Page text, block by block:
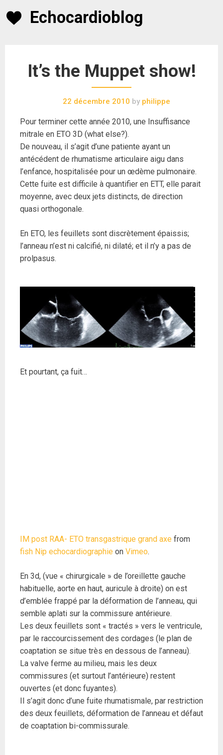
Echocardioblog
It’s the Muppet show!
22 décembre 2010 by philippe
Pour terminer cette année 2010, une Insuffisance
mitrale en ETO 3D (what else?).
De nouveau, il s’agit d’une patiente ayant un
antécédent de rhumatisme articulaire aigu dans
l’enfance, hospitalisée pour un œdème pulmonaire.
Cette fuite est difficile à quantifier en ETT, elle parait
moyenne, avec deux jets distincts, de direction
quasi orthogonale.
En ETO, les feuillets sont discrètement épaissis;
l’anneau n’est ni calcifié, ni dilaté; et il n’y a pas de
prolpasus.
Et pourtant, ça fuit…
IM post RAA- ETO transgastrique grand axe from
fish Nip echocardiographie on Vimeo.
En 3d, (vue « chirurgicale » de l’oreillette gauche
habituelle, aorte en haut, auricule à droite) on est
d’emblée frappé par la déformation de l’anneau, qui
semble aplati sur la commissure antérieure.
Les deux feuillets sont « tractés » vers le ventricule,
par le raccourcissement des cordages (le plan de
coaptation se situe très en dessous de l’anneau).
La valve ferme au milieu, mais les deux
commissures (et surtout l’antérieure) restent
ouvertes (et donc fuyantes).
Il s’agit donc d’une fuite rhumatismale, par restriction
des deux feuillets, déformation de l’anneau et défaut
de coaptation bi-commissurale.